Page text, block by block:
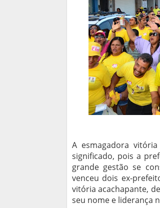
A esmagadora
significado, pois a
grande gestão se
venceu dois ex-
vitória acachapante,
seu nome e liderança